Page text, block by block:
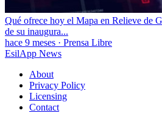
Qué ofrece hoy el Mapa en Relieve de
de su inaugura...
hace 9 meses · Prensa Libre
EsilApp News
About
Privacy Policy
Licensing
Contact